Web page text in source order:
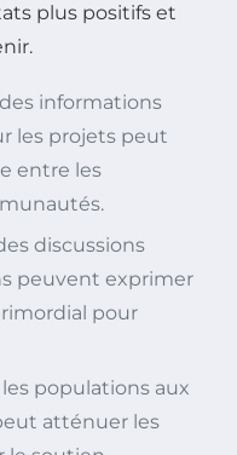
plus positifs et
informations
les projets peut
entre les
discussions
peuvent exprimer
pour
les populations aux
atténuer les